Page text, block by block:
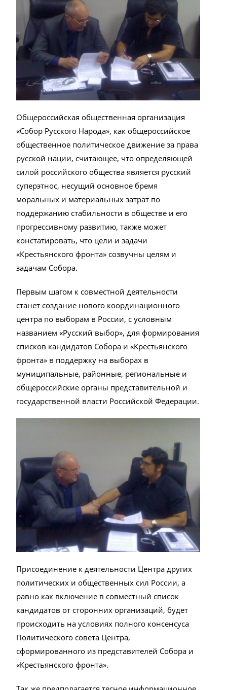
Общероссийская общественная организация
«Собор Русского Народа», как общероссийское
общественное политическое движение за права
русской нации, считающее, что определяющей
силой российского общества является русский
суперэтнос, несущий основное бремя
моральных и материальных затрат по
поддержанию стабильности в обществе и его
прогрессивному развитию, также может
констатировать, что цели и задачи
«Крестьянского фронта» созвучны целям и
задачам Собора.
Первым шагом к совместной деятельности
станет создание нового координационного
центра по выборам в России, с условным
названием «Русский выбор», для формирования
списков кандидатов Собора и «Крестьянского
фронта» в поддержку на выборах в
муниципальные, районные, региональные и
общероссийские органы представительной и
государственной власти Российской Федерации.
Присоединение к деятельности Центра других
политических и общественных сил России, а
равно как включение в совместный список
кандидатов от сторонних организаций, будет
происходить на условиях полного консенсуса
Политического совета Центра,
сформированного из представителей Собора и
«Крестьянского фронта».